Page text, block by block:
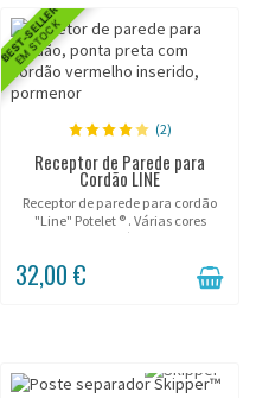
BEST-SELLER
EM STOCK
(2)
Receptor de Parede para
Cordão LINE
Receptor de parede para cordão
"Line" Potelet ® . Várias cores
disponíveis.
32,00 €